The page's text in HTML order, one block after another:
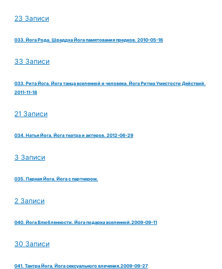
23 Записи
033. Йога Рода. Шраддха Йога памятования предков. 2010-05-16
33 Записи
033. Рита Йога. Йога танца вселенной и человека. Йога Ритма Уместости Действий.
2011-11-18
21 Записи
034. Натья Йога. Йога театра и актеров. 2012-06-29
3 Записи
035. Парная Йога. Йога с партнером.
2 Записи
040. Йога Влюбленности. Йога подарка вселенной.2009-09-11
30 Записи
041. Тантра Йога. Йога сексуального влечения.2009-09-27